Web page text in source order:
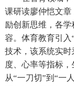
课研读廖仲恺文
励创新思维，各
容。体育教育引入
技术，该系统实
度、心率等指标
从“一刀切”到“一